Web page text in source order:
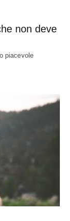
non deve
piacevole